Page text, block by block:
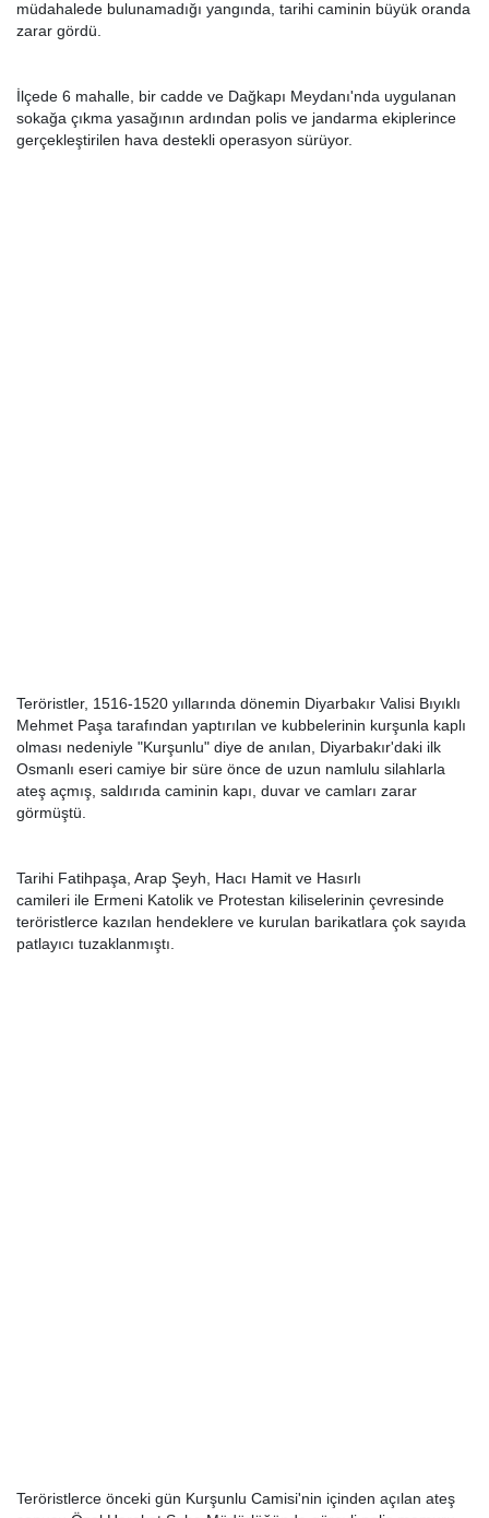
müdahalede bulunamadığı yangında, tarihi caminin büyük oranda
zarar gördü.
İlçede 6 mahalle, bir cadde ve Dağkapı Meydanı'nda uygulanan
sokağa çıkma yasağının ardından polis ve jandarma ekiplerince
gerçekleştirilen hava destekli operasyon sürüyor.
Teröristler, 1516-1520 yıllarında dönemin Diyarbakır Valisi Bıyıklı
Mehmet Paşa tarafından yaptırılan ve kubbelerinin kurşunla kaplı
olması nedeniyle "Kurşunlu" diye de anılan, Diyarbakır'daki ilk
Osmanlı eseri camiye bir süre önce de uzun namlulu silahlarla
ateş açmış, saldırıda caminin kapı, duvar ve camları zarar
görmüştü.
Tarihi Fatihpaşa, Arap Şeyh, Hacı Hamit ve Hasırlı
camileri ile Ermeni Katolik ve Protestan kiliselerinin çevresinde
teröristlerce kazılan hendeklere ve kurulan barikatlara çok sayıda
patlayıcı tuzaklanmıştı.
Teröristlerce önceki gün Kurşunlu Camisi'nin içinden açılan ateş